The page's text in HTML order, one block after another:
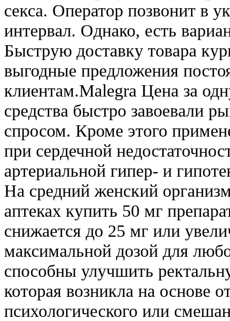
секса. Оператор позвонит в
интервал. Однако, есть
Быструю доставку товара
выгодные предложения
клиентам.Malegra Цена за
средства быстро завоевали
спросом. Кроме этого
при сердечной
артериальной гипер- и
На средний женский
аптеках купить 50 мг
снижается до 25 мг или
максимальной дозой для
способны улучшить
которая возникла на основе
психологического или